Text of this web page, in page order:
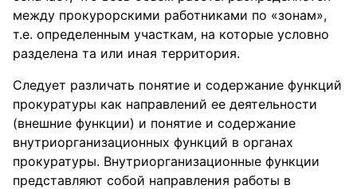
между прокурорскими работниками по «зонам»,
т.е. определенным участкам, на которые условно
разделена та или иная территория.
Следует различать понятие и содержание функций
прокуратуры как направлений ее деятельности
(внешние функции) и понятие и содержание
внутриорганизационных функций в органах
прокуратуры. Внутриорганизационные функции
представляют собой направления работы в